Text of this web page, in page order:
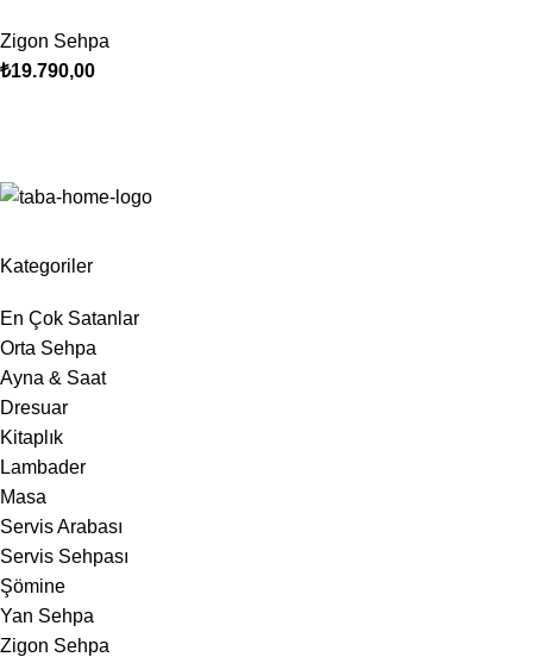
Zigon Sehpa
₺19.790,00
Kategoriler
En Çok Satanlar
Orta Sehpa
Ayna & Saat
Dresuar
Kitaplık
Lambader
Masa
Servis Arabası
Servis Sehpası
Şömine
Yan Sehpa
Zigon Sehpa